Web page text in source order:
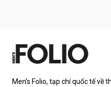
Men’s Folio, tạp chí quốc tế về